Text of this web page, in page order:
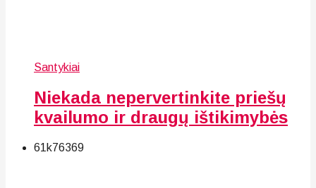
Santykiai
Niekada nepervertinkite priešų
kvailumo ir draugų ištikimybės
61k76369